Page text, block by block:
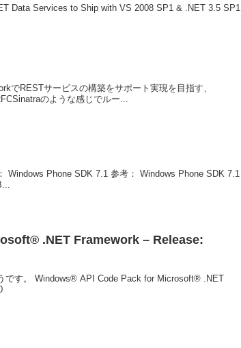
Data Services to Ship with VS 2008 SP1 & .NET 3.5 SP1
でRESTサービスの構築をサポート実現を目指す、
のような感じでルー...
Windows Phone SDK 7.1 参考： Windows Phone SDK 7.1
.NET Framework – Release:
です。 Windows® API Code Pack for Microsoft® .NET